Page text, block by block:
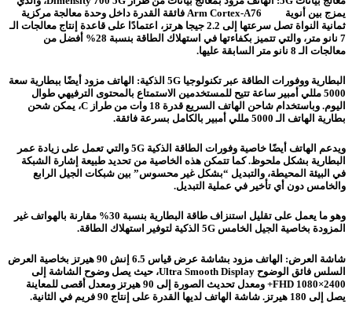
يمزج بين أنوية Arm Cortex-A76 فائقة القدرة داخل وحدة معالجة مركزية
ثمانية النواة تصل سرعتها إلى 2.2 جيجا هرتز، اعتمادًا على قاعدة إنتاج معالجات الـ
7 نانو متر، والتي تتميز بكفاءتها في استهلاك الطاقة بنسبة 28% أفضل من
معالجات الـ 8 نانو متر السابقة عليها.
البطارية ووفورات الطاقة عبر تكنولوجيا 5G الذكية: الهاتف مزود أيضًا ببطارية سعة
5000 مللي أمبير ساعة تتيح للمستخدمين الاستمتاع بالمحتوى الترفيهي طوال
اليوم. وباستخدام شاحن الهاتف السريع قدرة 18 وات من طراز C، يمكن شحن
بطارية الهاتف الـ 5000 مللي أمبير بالكامل بسرعة فائقة.
ويدعم الهاتف أيضًا خاصية وفورات الطاقة الذكية 5G والتي تعمل على زيادة عمر
البطارية بشكل ملحوظ. كما تتمكن هذه الخاصية من تحديد طبيعة إشارة الشبكة
في البيئة المحيطة، والتبديل “بشكل غير محسوس” بين شبكات الجيل الرابع
والخامس دون أي تأخير في عملية التبديل.
وهو ما يعمل على تقليل استنزاف طاقة البطارية بنسبة 30% مقارنة بالهواتف غير
المزودة بخاصية الجيل الخامس 5G الذكية لتوفير استهلاك الطاقة.
شاشة العرض: الهاتف مزود بشاشة عرض قياس 6.5 إنش 90 هيرتز بخاصية العرض
السلس فائق الوضوح Ultra Smooth Display، حيث يصل وضوح الشاشة إلى
2400×1080 FHD+ ومعدل تحديث الصورة إلى 90 هيرتز ومعدل أقصى للمعاينة
يصل إلى 180 هيرتز. شاشة الهاتف لديها القدرة على إنتاج 90 فريم في الثانية.